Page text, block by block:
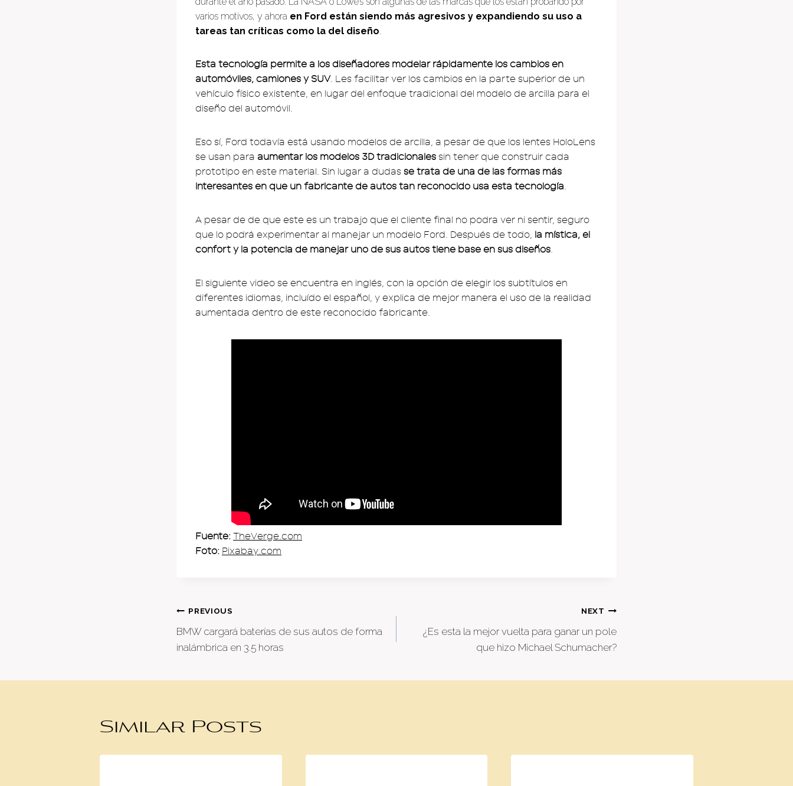
varios motivos, y ahora en Ford están siendo más agresivos y expandiendo su uso a
tareas tan críticas como la del diseño.
Esta tecnología permite a los diseñadores modelar rápidamente los cambios en
automóviles, camiones y SUV. Les facilitar ver los cambios en la parte superior de un
vehículo físico existente, en lugar del enfoque tradicional del modelo de arcilla para el
diseño del automóvil.
Eso sí, Ford todavía está usando modelos de arcilla, a pesar de que los lentes HoloLens
se usan para aumentar los modelos 3D tradicionales sin tener que construir cada
prototipo en este material. Sin lugar a dudas se trata de una de las formas más
interesantes en que un fabricante de autos tan reconocido usa esta tecnología.
A pesar de de que este es un trabajo que el cliente final no podra ver ni sentir, seguro
que lo podrá experimentar al manejar un modelo Ford. Después de todo, la mística, el
confort y la potencia de manejar uno de sus autos tiene base en sus diseños.
El siguiente video se encuentra en inglés, con la opción de elegir los subtítulos en
diferentes idiomas, incluído el español, y explica de mejor manera el uso de la realidad
aumentada dentro de este reconocido fabricante.
Fuente: TheVerge.com
Foto: Pixabay.com
Post
navigation
PREVIOUS
BMW cargará baterías de sus autos de forma
inalámbrica en 3.5 horas
NEXT
¿Es esta la mejor vuelta para ganar un pole
que hizo Michael Schumacher?
Similar Posts